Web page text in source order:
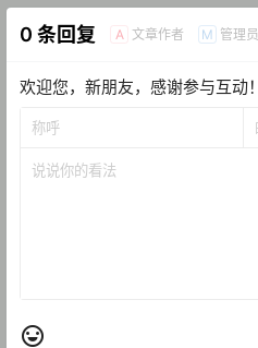
0 条回复 A 文章作者 M 管理员
欢迎您，新朋友，感谢参与互动！